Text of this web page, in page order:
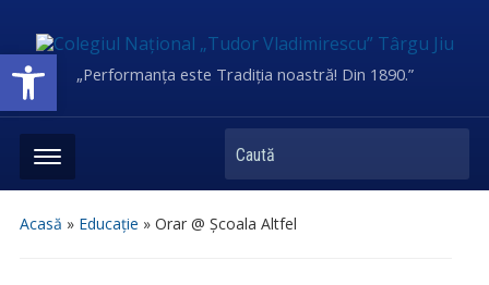
Deschide bara de unelte„Performanța este Tradiția noastră! Din 1890.”
Caută
Acasă » Educație » Orar @ Școala Altfel